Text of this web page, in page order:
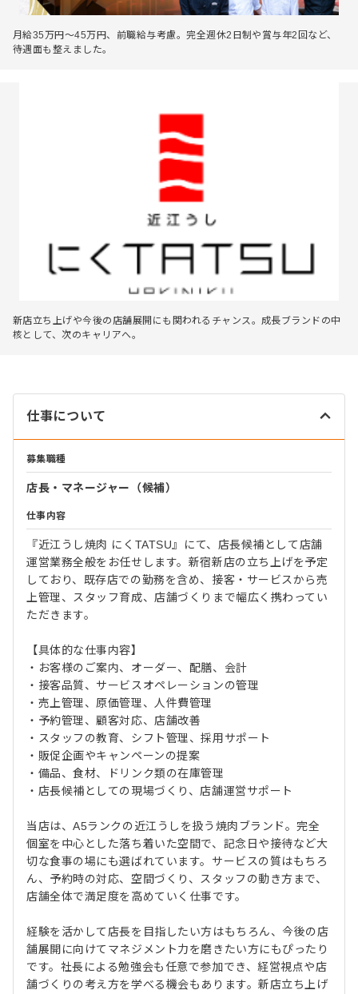
月給35万円～45万円、前職給与考慮。完全週休2日制や賞与年2回など、
待遇面も整えました。
新店立ち上げや今後の店舗展開にも関われるチャンス。成長ブランドの中
核として、次のキャリアへ。
仕事について
募集職種
店長・マネージャー（候補）
仕事内容
『近江うし焼肉 にくTATSU』にて、店長候補として店舗
運営業務全般をお任せします。新宿新店の立ち上げを予定
しており、既存店での勤務を含め、接客・サービスから売
上管理、スタッフ育成、店舗づくりまで幅広く携わってい
ただきます。
【具体的な仕事内容】
・お客様のご案内、オーダー、配膳、会計
・接客品質、サービスオペレーションの管理
・売上管理、原価管理、人件費管理
・予約管理、顧客対応、店舗改善
・スタッフの教育、シフト管理、採用サポート
・販促企画やキャンペーンの提案
・備品、食材、ドリンク類の在庫管理
・店長候補としての現場づくり、店舗運営サポート
当店は、A5ランクの近江うしを扱う焼肉ブランド。完全
個室を中心とした落ち着いた空間で、記念日や接待など大
切な食事の場にも選ばれています。サービスの質はもちろ
ん、予約時の対応、空間づくり、スタッフの動き方まで、
店舗全体で満足度を高めていく仕事です。
経験を活かして店長を目指したい方はもちろん、今後の店
舗展開に向けてマネジメント力を磨きたい方にもぴったり
です。社長による勉強会も任意で参加でき、経営視点や店
舗づくりの考え方を学べる機会もあります。新店立ち上げ